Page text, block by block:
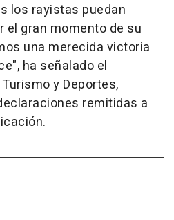
los rayistas puedan
el gran momento de su
una merecida victoria
ha señalado el
y Deportes,
remitidas a